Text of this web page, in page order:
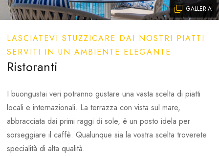
Piscina esterna:
Dimensioni: 255 m
Profondità: 130 cm
Sedie a sdraio e ombrelloni inclusi nel prezzo
Pool bar
Asciugamani su richiesta
Piscina interna:
GALLERIA
LASCIATEVI STUZZICARE DAI NOSTRI PIATTI
SERVITI IN UN AMBIENTE ELEGANTE
Ristoranti
I buongustai veri potranno gustare una vasta scelta di piatti
locali e internazionali. La terrazza con vista sul mare,
abbracciata dai primi raggi di sole, è un posto idela per
sorseggiare il caffè. Qualunque sia la vostra scelta troverete
specialità di alta qualità.